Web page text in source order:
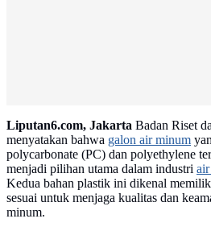
Liputan6.com, Jakarta Badan Riset
menyatakan bahwa galon air minum
polycarbonate (PC) dan polyethylene
menjadi pilihan utama dalam industri
Kedua bahan plastik ini dikenal
sesuai untuk menjaga kualitas dan
minum.